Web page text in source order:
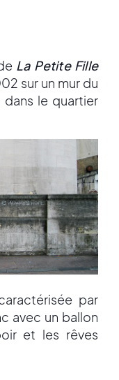
La Petite Fille
sur un mur du
le quartier
par
avec un ballon
et les rêves